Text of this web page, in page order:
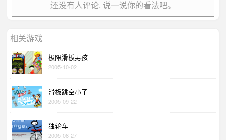
还没有人评论, 说一说你的看法吧。
相关游戏
极限滑板男孩
2005-10-02
滑板跳空小子
2005-09-22
独轮车
2005-08-27